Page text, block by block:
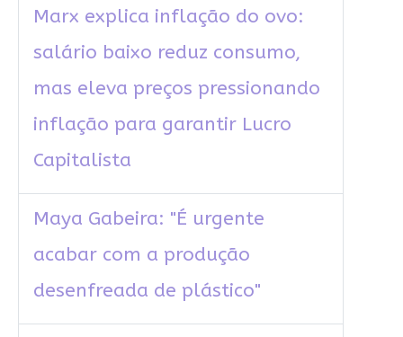
Marx explica inflação do ovo:
salário baixo reduz consumo,
mas eleva preços pressionando
inflação para garantir Lucro
Capitalista
Maya Gabeira: "É urgente
acabar com a produção
desenfreada de plástico"